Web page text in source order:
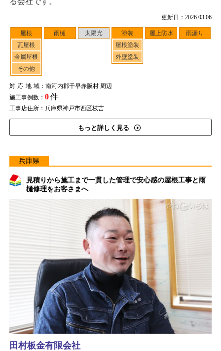
更新日：2026.03.06
屋根
瓦屋根
金属屋根
その他
雨樋 太陽光
塗装
屋根塗装
外壁塗装
屋上防水 雨漏り
対応地域：南河内郡千早赤阪村 周辺
施工事例数： 0件
工事店住所：兵庫県神戸市西区枝吉
もっと詳しく見る
兵庫県
見積りから施工まで一貫した管理で安心感の屋根工事と雨
樋修理をお客さまへ
田村板金有限会社